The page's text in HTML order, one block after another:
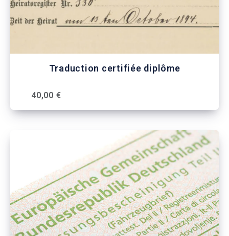
Traduction certifiée diplôme
40,00 €